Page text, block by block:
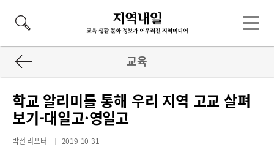
교육
학교 알리미를 통해 우리 지역 고교 살펴
보기-대일고·영일고
박선 리포터 2019-10-31